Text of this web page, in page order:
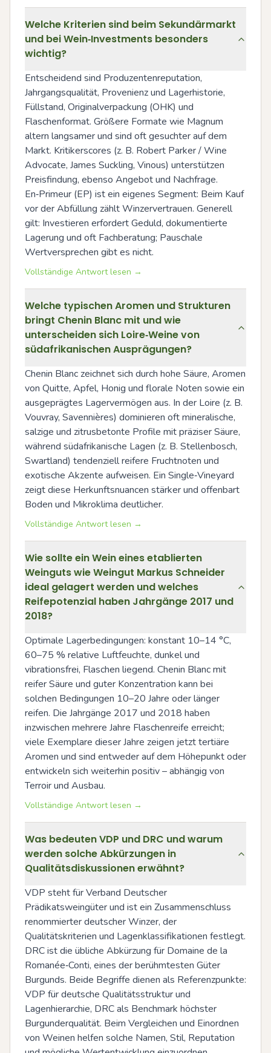
Welche Kriterien sind beim Sekundärmarkt
und bei Wein‑Investments besonders
wichtig?
Entscheidend sind Produzentenreputation,
Jahrgangsqualität, Provenienz und Lagerhistorie,
Füllstand, Originalverpackung (OHK) und
Flaschenformat. Größere Formate wie Magnum
altern langsamer und sind oft gesuchter auf dem
Markt. Kritikerscores (z. B. Robert Parker / Wine
Advocate, James Suckling, Vinous) unterstützen
Preisfindung, ebenso Angebot und Nachfrage.
En‑Primeur (EP) ist ein eigenes Segment: Beim Kauf
vor der Abfüllung zählt Winzervertrauen. Generell
gilt: Investieren erfordert Geduld, dokumentierte
Lagerung und oft Fachberatung; Pauschale
Wertversprechen gibt es nicht.
Vollständige Antwort lesen →
Welche typischen Aromen und Strukturen
bringt Chenin Blanc mit und wie
unterscheiden sich Loire‑Weine von
südafrikanischen Ausprägungen?
Chenin Blanc zeichnet sich durch hohe Säure, Aromen
von Quitte, Apfel, Honig und florale Noten sowie ein
ausgeprägtes Lagervermögen aus. In der Loire (z. B.
Vouvray, Savennières) dominieren oft mineralische,
salzige und zitrusbetonte Profile mit präziser Säure,
während südafrikanische Lagen (z. B. Stellenbosch,
Swartland) tendenziell reifere Fruchtnoten und
exotische Akzente aufweisen. Ein Single‑Vineyard
zeigt diese Herkunftsnuancen stärker und offenbart
Boden und Mikroklima deutlicher.
Vollständige Antwort lesen →
Wie sollte ein Wein eines etablierten
Weinguts wie Weingut Markus Schneider
ideal gelagert werden und welches
Reifepotenzial haben Jahrgänge 2017 und
2018?
Optimale Lagerbedingungen: konstant 10–14 °C,
60–75 % relative Luftfeuchte, dunkel und
vibrationsfrei, Flaschen liegend. Chenin Blanc mit
reifer Säure und guter Konzentration kann bei
solchen Bedingungen 10–20 Jahre oder länger
reifen. Die Jahrgänge 2017 und 2018 haben
inzwischen mehrere Jahre Flaschenreife erreicht;
viele Exemplare dieser Jahre zeigen jetzt tertiäre
Aromen und sind entweder auf dem Höhepunkt oder
entwickeln sich weiterhin positiv – abhängig von
Terroir und Ausbau.
Vollständige Antwort lesen →
Was bedeuten VDP und DRC und warum
werden solche Abkürzungen in
Qualitätsdiskussionen erwähnt?
VDP steht für Verband Deutscher
Prädikatsweingüter und ist ein Zusammenschluss
renommierter deutscher Winzer, der
Qualitätskriterien und Lagenklassifikationen festlegt.
DRC ist die übliche Abkürzung für Domaine de la
Romanée‑Conti, eines der berühmtesten Güter
Burgunds. Beide Begriffe dienen als Referenzpunkte:
VDP für deutsche Qualitätsstruktur und
Lagenhierarchie, DRC als Benchmark höchster
Burgunderqualität. Beim Vergleichen und Einordnen
von Weinen helfen solche Namen, Stil, Reputation